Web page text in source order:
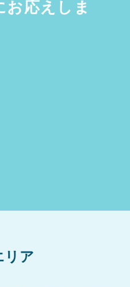
お応えしま
リア